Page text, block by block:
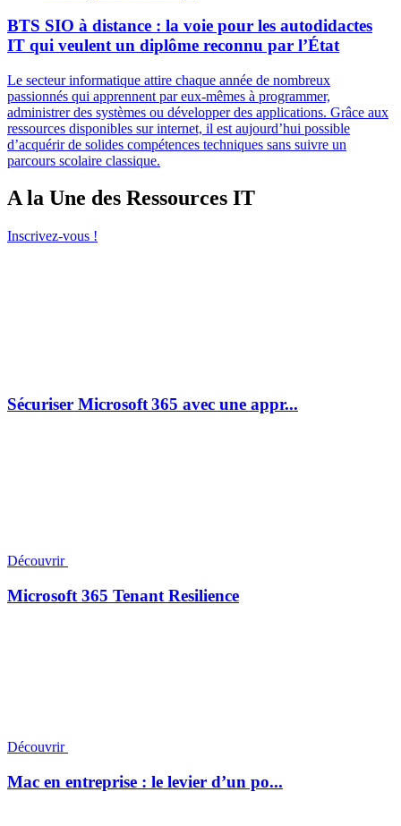
BTS SIO à distance : la voie pour les autodidactes
IT qui veulent un diplôme reconnu par l’État
Le secteur informatique attire chaque année de nombreux
passionnés qui apprennent par eux-mêmes à programmer,
administrer des systèmes ou développer des applications. Grâce aux
ressources disponibles sur internet, il est aujourd’hui possible
d’acquérir de solides compétences techniques sans suivre un
parcours scolaire classique.
A la Une des Ressources IT
Inscrivez-vous !
Sécuriser Microsoft 365 avec une appr...
Découvrir
Microsoft 365 Tenant Resilience
Découvrir
Mac en entreprise : le levier d’un po...